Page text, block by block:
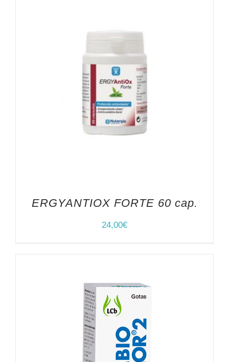
ERGYANTIOX FORTE 60 cap.
24,00€